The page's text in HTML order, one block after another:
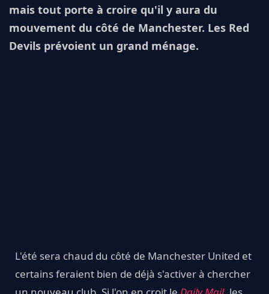
mais tout porte à croire qu'il y aura du
mouvement du côté de Manchester. Les Red
Devils prévoient un grand ménage.
L'été sera chaud du côté de Manchester United et
certains feraient bien de déjà s'activer à chercher